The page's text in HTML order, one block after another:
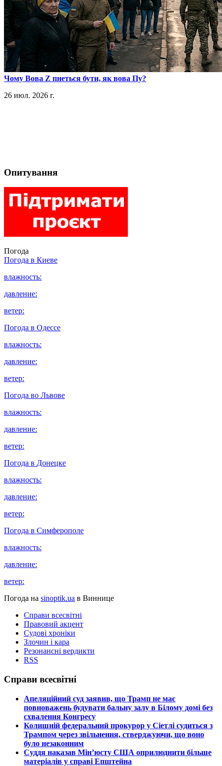
​Чому Вова Z пнеться бути, як вова Пу?
26 июл. 2026 г.
Опитування
Погода
Погода в Киеве
влажность:
давление:
ветер:
Погода в Одессе
влажность:
давление:
ветер:
Погода во Львове
влажность:
давление:
ветер:
Погода в Донецке
влажность:
давление:
ветер:
Погода в Симферополе
влажность:
давление:
ветер:
Погода на sinoptik.ua в Виннице
Справи всесвітні
Правовий акцент
Судові хроніки
Злочин і кара
Резонансні вердикти
RSS
Справи всесвітні
​Апеляційний суд заявив, що Трамп не має
повноважень будувати бальну залу в Білому домі без
схвалення Конгресу
​Колишній федеральний прокурор у Сіетлі судиться з
Трампом через звільнення, стверджуючи, що воно
було незаконним
​Суддя наказав Мін’юсту США оприлюднити більше
матеріалів у справі Епштейна